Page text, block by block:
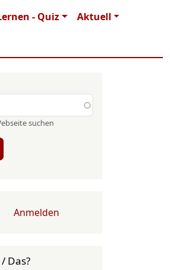
- Quiz Aktuell
suchen
menu
Anmelden
Das?